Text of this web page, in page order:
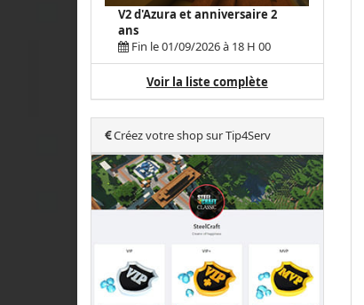
V2 d'Azura et anniversaire 2
ans
Fin le 01/09/2026 à 18 H 00
Voir la liste complète
Créez votre shop sur Tip4Serv